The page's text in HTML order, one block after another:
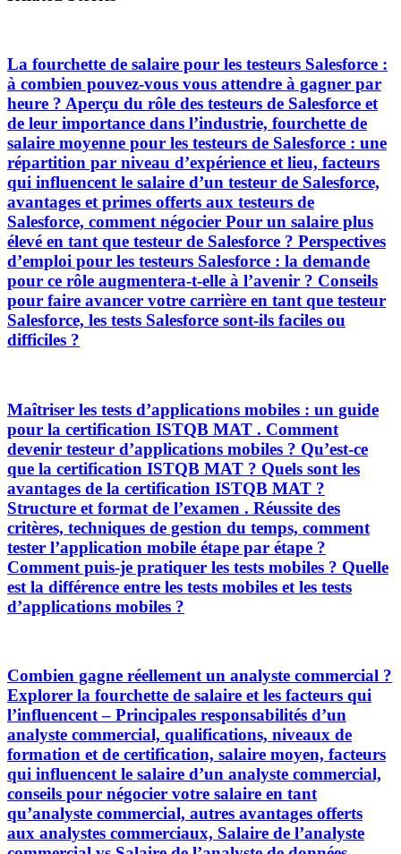
La fourchette de salaire pour les testeurs Salesforce :
à combien pouvez-vous vous attendre à gagner par
heure ? Aperçu du rôle des testeurs de Salesforce et
de leur importance dans l’industrie, fourchette de
salaire moyenne pour les testeurs de Salesforce : une
répartition par niveau d’expérience et lieu, facteurs
qui influencent le salaire d’un testeur de Salesforce,
avantages et primes offerts aux testeurs de
Salesforce, comment négocier Pour un salaire plus
élevé en tant que testeur de Salesforce ? Perspectives
d’emploi pour les testeurs Salesforce : la demande
pour ce rôle augmentera-t-elle à l’avenir ? Conseils
pour faire avancer votre carrière en tant que testeur
Salesforce, les tests Salesforce sont-ils faciles ou
difficiles ?
Maîtriser les tests d’applications mobiles : un guide
pour la certification ISTQB MAT . Comment
devenir testeur d’applications mobiles ? Qu’est-ce
que la certification ISTQB MAT ? Quels sont les
avantages de la certification ISTQB MAT ?
Structure et format de l’examen . Réussite des
critères, techniques de gestion du temps, comment
tester l’application mobile étape par étape ?
Comment puis-je pratiquer les tests mobiles ? Quelle
est la différence entre les tests mobiles et les tests
d’applications mobiles ?
Combien gagne réellement un analyste commercial ?
Explorer la fourchette de salaire et les facteurs qui
l’influencent – Principales responsabilités d’un
analyste commercial, qualifications, niveaux de
formation et de certification, salaire moyen, facteurs
qui influencent le salaire d’un analyste commercial,
conseils pour négocier votre salaire en tant
qu’analyste commercial, autres avantages offerts
aux analystes commerciaux, Salaire de l’analyste